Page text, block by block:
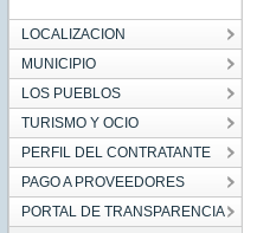
LOCALIZACION
MUNICIPIO
LOS PUEBLOS
TURISMO Y OCIO
PERFIL DEL CONTRATANTE
PAGO A PROVEEDORES
PORTAL DE TRANSPARENCIA